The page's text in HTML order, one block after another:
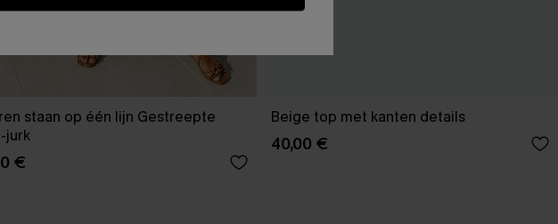
staan op één lijn Gestreepte
jurk
€
Beige top met kanten details
40,00 €